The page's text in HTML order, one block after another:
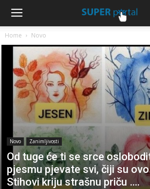
Home Novo
Novo Zanimljivosti
Od tuge će ti se srce
pjesmu pjevate svi, čiji su
Stihovi kriju strašnu priču ….